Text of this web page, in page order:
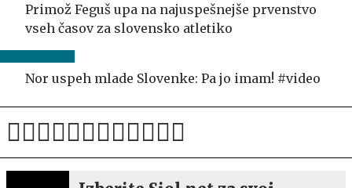
Primož Feguš upa na najuspešnejše prvenstvo
vseh časov za slovensko atletiko
Nor uspeh mlade Slovenke: Pa jo imam! #video